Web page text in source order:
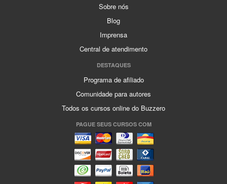
Sobre nós
Blog
Imprensa
Central de atendimento
DESTAQUES
Programa de afiliado
Comunidade para autores
Todos os cursos online do Buzzero
PAGUE SEUS CURSOS COM